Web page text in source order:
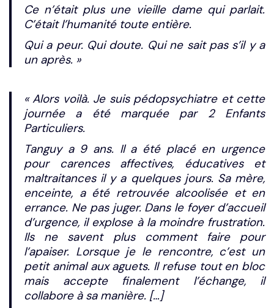
Ce n’était plus une vieille dame qui parlait.
C’était l’humanité toute entière.
Qui a peur. Qui doute. Qui ne sait pas s’il y a
un après. »
« Alors voilà. Je suis pédopsychiatre et cette
journée a été marquée par 2 Enfants
Particuliers.
Tanguy a 9 ans. Il a été placé en urgence
pour carences affectives, éducatives et
maltraitances il y a quelques jours. Sa mère,
enceinte, a été retrouvée alcoolisée et en
errance. Ne pas juger. Dans le foyer d’accueil
d’urgence, il explose à la moindre frustration.
Ils ne savent plus comment faire pour
l’apaiser. Lorsque je le rencontre, c’est un
petit animal aux aguets. Il refuse tout en bloc
mais accepte finalement l’échange, il
collabore à sa manière. […]